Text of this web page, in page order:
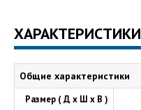
ХАРАКТЕРИСТИКИ
Общие характеристики
Размер ( Д х Ш х В )